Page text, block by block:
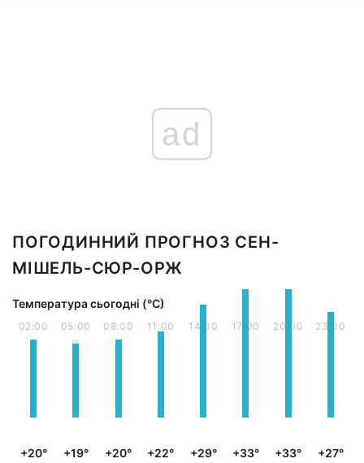
ad
ПОГОДИННИЙ ПРОГНОЗ СЕН-
МІШЕЛЬ-СЮР-ОРЖ
Температура сьогодні (°С)
02:00
+20°
05:00
+19°
08:00
+20°
11:00
+22°
14:00
+29°
17:00
+33°
20:00
+33°
23:00
+27°